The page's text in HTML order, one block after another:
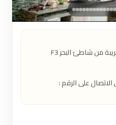
فيلا للبيع في مدينة دلس قريبة من شاطئ البحر F3
للمزيد من المعلومات يرجى الاتصال على الرقم :